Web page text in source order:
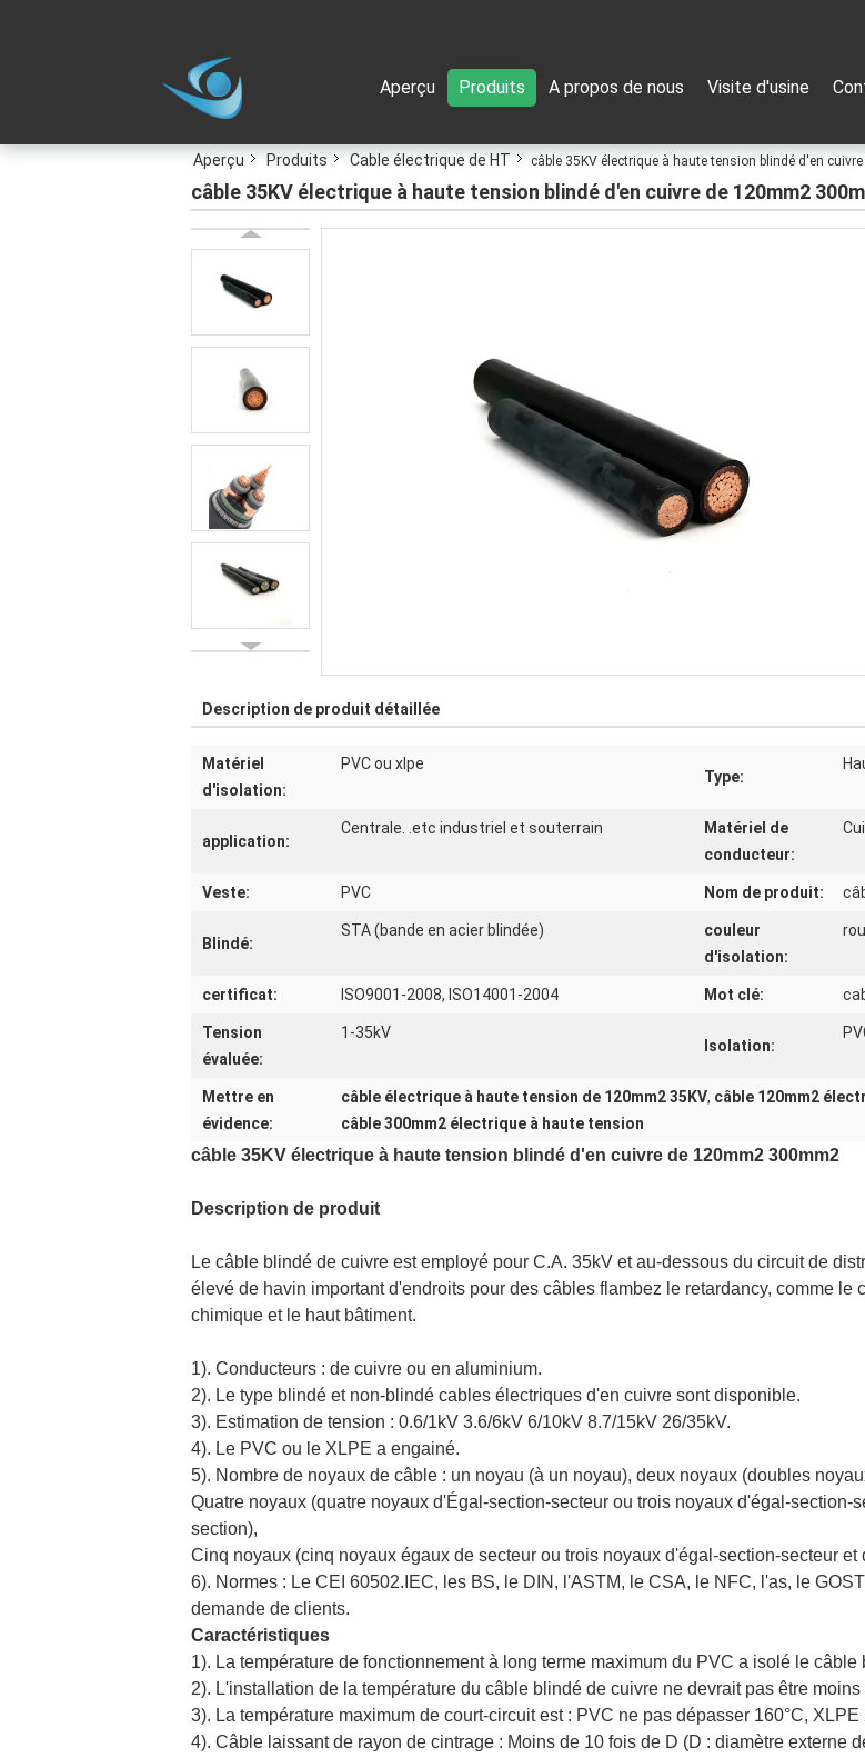
Aperçu Produits A propos de nous Visite d'usine
Aperçu Produits Cable électrique de HT câble 35KV électrique à haute tension blindé d'en
câble 35KV électrique à haute tension blindé d'en cuivre de 120mm2
Description de produit détaillée
Matériel
d'isolation:
PVC ou xlpe
Type:
application:
Centrale. .etc industriel et souterrain
Matériel de
conducteur:
Veste: PVC Nom de produit:
Blindé:
STA (bande en acier blindée)
couleur
d'isolation:
certificat: ISO9001-2008, ISO14001-2004 Mot clé:
Tension
évaluée:
1-35kV
Isolation:
Mettre en
évidence:
câble électrique à haute tension de 120mm2 35KV, câble 120mm2
câble 300mm2 électrique à haute tension
câble 35KV électrique à haute tension blindé d'en cuivre de 120mm2 300mm2
Description de produit
Le câble blindé de cuivre est employé pour C.A. 35kV et au-dessous du circuit de
élevé de havin important d'endroits pour des câbles flambez le retardancy, comme
chimique et le haut bâtiment.
1). Conducteurs : de cuivre ou en aluminium.
2). Le type blindé et non-blindé cables électriques d'en cuivre sont disponible.
3). Estimation de tension : 0.6/1kV 3.6/6kV 6/10kV 8.7/15kV 26/35kV.
4). Le PVC ou le XLPE a engainé.
5). Nombre de noyaux de câble : un noyau (à un noyau), deux noyaux (doubles
Quatre noyaux (quatre noyaux d'Égal-section-secteur ou trois noyaux d'égal-section-
section),
Cinq noyaux (cinq noyaux égaux de secteur ou trois noyaux d'égal-section-secteur
6). Normes : Le CEI 60502.IEC, les BS, le DIN, l'ASTM, le CSA, le NFC, l'as, le
demande de clients.
Caractéristiques
1). La température de fonctionnement à long terme maximum du PVC a isolé le câble
2). L'installation de la température du câble blindé de cuivre ne devrait pas être moins
3). La température maximum de court-circuit est : PVC ne pas dépasser 160°C,
4). Câble laissant de rayon de cintrage : Moins de 10 fois de D (D : diamètre externe